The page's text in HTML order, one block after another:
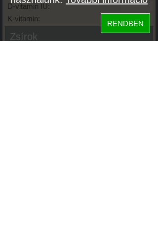
D-vitamin IU:
K-vitamin:
Zsírok
RENDBEN